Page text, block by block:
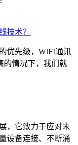
技术？
优先级，WIFI通讯
的情况下，我们就
，它致力于应对未
设备连接、不断涌